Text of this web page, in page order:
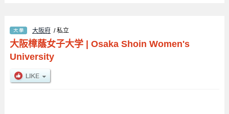
大阪府 / 私立
大阪樟蔭女子大学| Osaka Shoin Women's
University